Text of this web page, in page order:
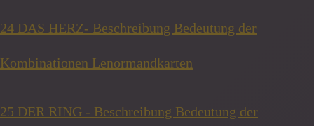
24 DAS HERZ- Beschreibung Bedeutung der
Kombinationen Lenormandkarten
25 DER RING - Beschreibung Bedeutung der